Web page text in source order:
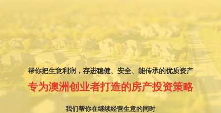
帮你把生意利润，存进稳健、安全、能传承的优质资产
专为澳洲创业者打造的房产投资策略
我们帮你在继续经营生意的同时